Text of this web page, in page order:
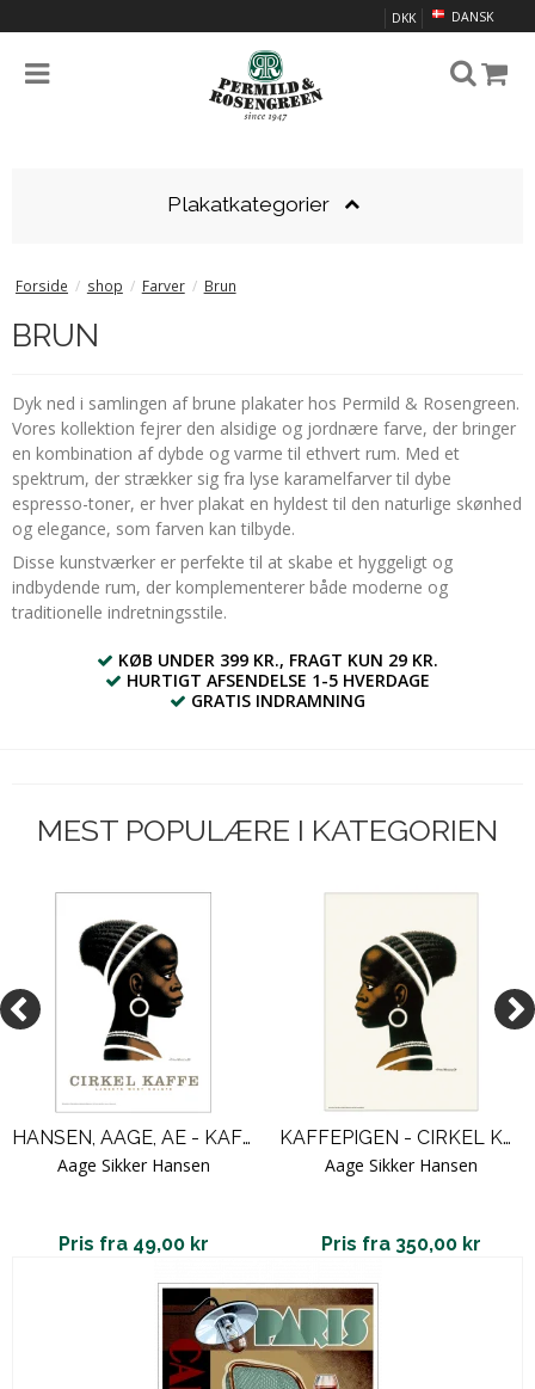
DANSK
DKK
Plakatkategorier
Forside / shop / Farver / Brun
BRUN
Dyk ned i samlingen af brune plakater hos Permild & Rosengreen.
Vores kollektion fejrer den alsidige og jordnære farve, der bringer
en kombination af dybde og varme til ethvert rum. Med et
spektrum, der strækker sig fra lyse karamelfarver til dybe
espresso-toner, er hver plakat en hyldest til den naturlige skønhed
og elegance, som farven kan tilbyde.
Disse kunstværker er perfekte til at skabe et hyggeligt og
indbydende rum, der komplementerer både moderne og
traditionelle indretningsstile.
KØB UNDER 399 KR., FRAGT KUN 29 KR.
HURTIGT AFSENDELSE 1-5 HVERDAGE
GRATIS INDRAMNING
MEST POPULÆRE I KATEGORIEN
HANSEN, AAGE, AE - KAFFEPIGEN - HØJRE
Aage Sikker Hansen
Pris fra 49,00 kr
KAFFEPIGEN - CIRKEL KAFFE UDEN TEKST - VENSTRE
Aage Sikker Hansen
Pris fra 350,00 kr